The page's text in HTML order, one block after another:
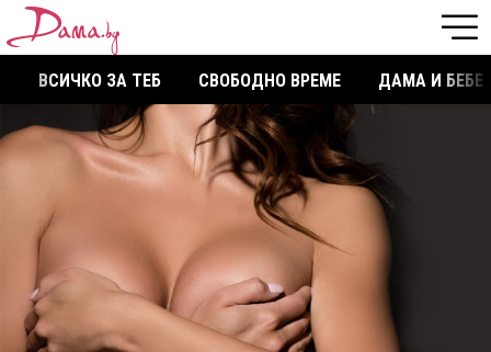
ВСИЧКО ЗА ТЕБ СВОБОДНО ВРЕМЕ ДАМА И БЕБЕ